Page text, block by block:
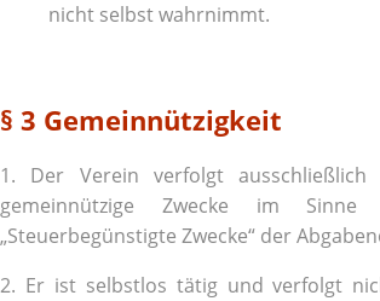
nicht selbst wahrnimmt.
§ 3 Gemeinnützigkeit
1. Der Verein verfolgt
gemeinnützige Zwecke im Sinne
„Steuerbegünstigte Zwecke“ der
2. Er ist selbstlos tätig und verfolgt